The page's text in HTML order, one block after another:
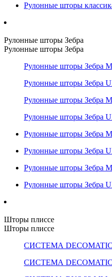
Рулонные шторы
Рулонные шторы Зебра
Рулонные шторы Зебра
Рулонные шторы Зебра
Рулонные шторы Зебра
Рулонные шторы Зебра
Рулонные шторы Зебра
Рулонные шторы Зебра
Рулонные шторы Зебра
Рулонные шторы Зебра
Рулонные шторы Зебра
Шторы плиссе
Шторы плиссе
СИСТЕМА
СИСТЕМА